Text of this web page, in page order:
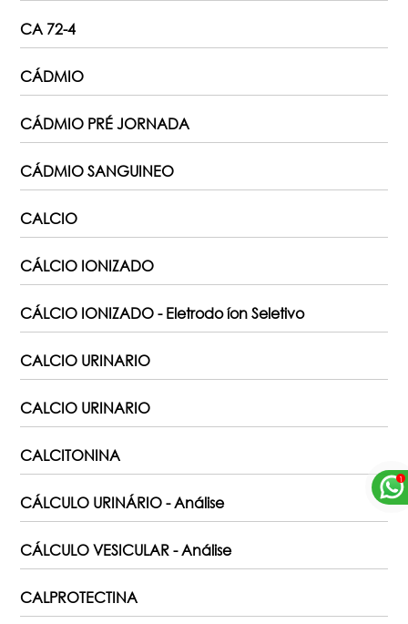
CA 72-4
CÁDMIO
CÁDMIO PRÉ JORNADA
CÁDMIO SANGUINEO
CALCIO
CÁLCIO IONIZADO
CÁLCIO IONIZADO - Eletrodo íon Seletivo
CALCIO URINARIO
CALCIO URINARIO
CALCITONINA
CÁLCULO URINÁRIO - Análise
CÁLCULO VESICULAR - Análise
CALPROTECTINA